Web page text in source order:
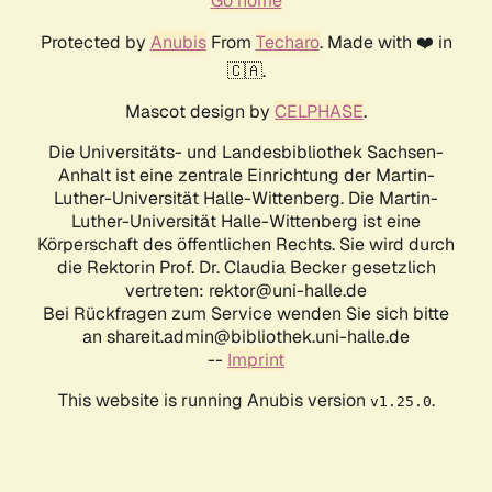
Protected by AnubisFrom Techaro. Made with ❤️ in
🇨🇦.
Mascot design by CELPHASE.
Die Universitäts- und Landesbibliothek Sachsen-
Anhalt ist eine zentrale Einrichtung der Martin-
Luther-Universität Halle-Wittenberg. Die Martin-
Luther-Universität Halle-Wittenberg ist eine
Körperschaft des öffentlichen Rechts. Sie wird durch
die Rektorin Prof. Dr. Claudia Becker gesetzlich
vertreten: rektor@uni-halle.de
Bei Rückfragen zum Service wenden Sie sich bitte
an shareit.admin@bibliothek.uni-halle.de
-- Imprint
This website is running Anubis version v1.25.0.